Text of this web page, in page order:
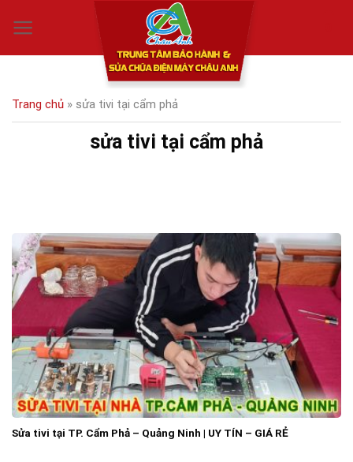
Trang chủ » sửa tivi tại cẩm phả
sửa tivi tại cẩm phả
Sửa tivi tại TP. Cẩm Phả – Quảng Ninh | UY TÍN – GIÁ RẺ